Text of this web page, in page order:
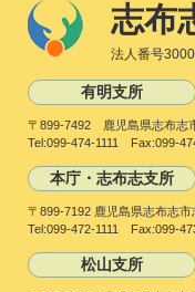
志布
法人番号
有明支所
〒899-7492 鹿児島県志布志
Tel:099-474-1111 Fax:099-
本庁・志布志支所
〒899-7192 鹿児島県志布志
Tel:099-472-1111 Fax:099-
松山支所